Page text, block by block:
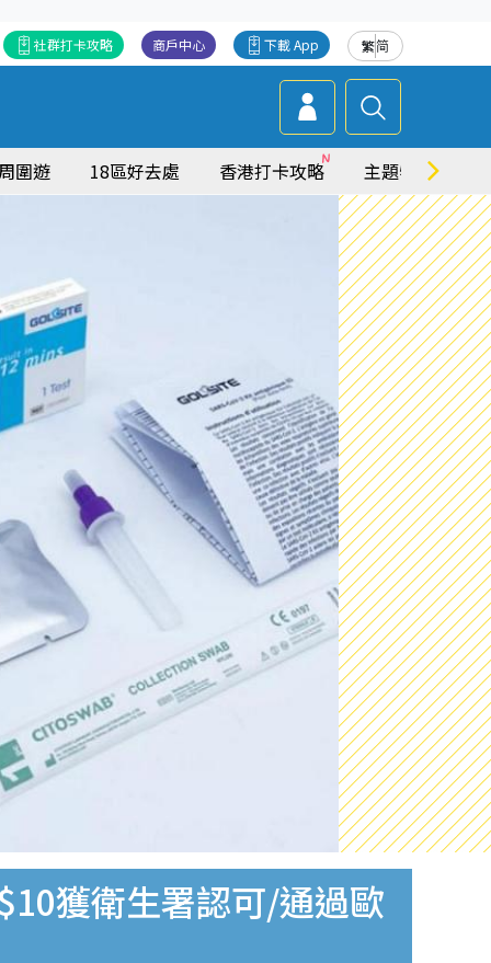
繁简
下載 App
商戶中心
社群打卡攻略
圍遊 18區好去處 香港打卡攻略 主題特集
獲衛生署認可/通過歐